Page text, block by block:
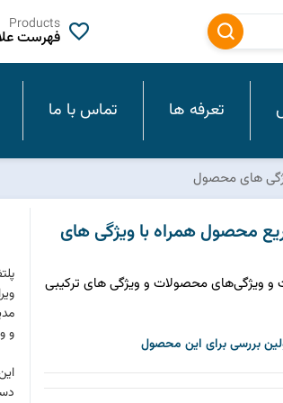
Products
فهرست
تعرفه ها تماس با ما
های محصول
محصول همراه با ویژگی های
و ویژگی‌های محصولات و ویژگی های ترکیبی
بررسی برای این محصول
و